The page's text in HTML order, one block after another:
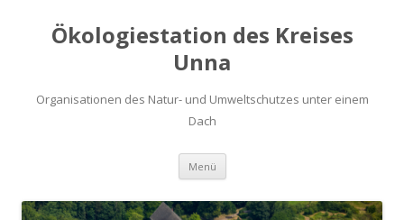
Ökologiestation des Kreises
Unna
Organisationen des Natur- und Umweltschutzes unter einem
Dach
Menü Zum
springen